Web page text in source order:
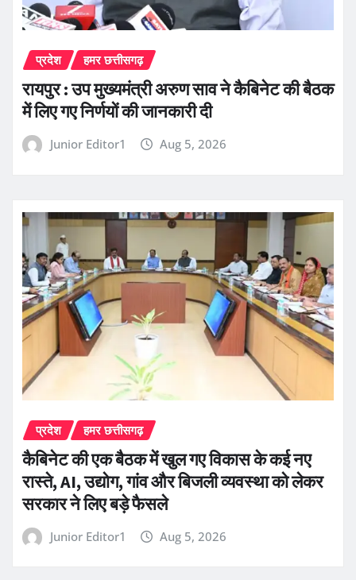
प्रदेश हमर छत्तीसगढ़
रायपुर : उप मुख्यमंत्री अरुण साव ने कैबिनेट की बैठक
में लिए गए निर्णयों की जानकारी दी
Junior Editor1 Aug 5, 2026
प्रदेश हमर छत्तीसगढ़
कैबिनेट की एक बैठक में खुल गए विकास के कई नए
रास्ते, AI, उद्योग, गांव और बिजली व्यवस्था को लेकर
सरकार ने लिए बड़े फैसले
Junior Editor1 Aug 5, 2026